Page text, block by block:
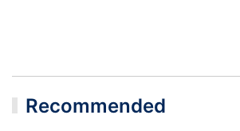
Recommended